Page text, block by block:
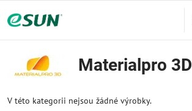
Materialpro 3D
V této kategorii nejsou žádné výrobky.